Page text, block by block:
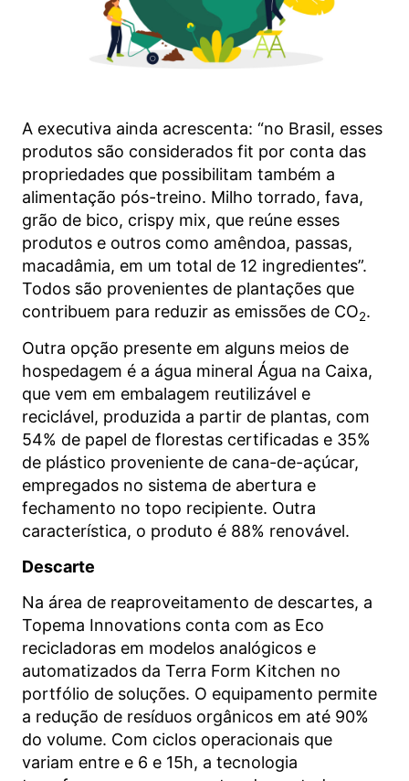
A executiva ainda acrescenta: “no Brasil, esses
produtos são considerados fit por conta das
propriedades que possibilitam também a
alimentação pós-treino. Milho torrado, fava,
grão de bico, crispy mix, que reúne esses
produtos e outros como amêndoa, passas,
macadâmia, em um total de 12 ingredientes”.
Todos são provenientes de plantações que
contribuem para reduzir as emissões de CO2.
Outra opção presente em alguns meios de
hospedagem é a água mineral Água na Caixa,
que vem em embalagem reutilizável e
reciclável, produzida a partir de plantas, com
54% de papel de florestas certificadas e 35%
de plástico proveniente de cana-de-açúcar,
empregados no sistema de abertura e
fechamento no topo recipiente. Outra
característica, o produto é 88% renovável.
Descarte
Na área de reaproveitamento de descartes, a
Topema Innovations conta com as Eco
recicladoras em modelos analógicos e
automatizados da Terra Form Kitchen no
portfólio de soluções. O equipamento permite
a redução de resíduos orgânicos em até 90%
do volume. Com ciclos operacionais que
variam entre e 6 e 15h, a tecnologia